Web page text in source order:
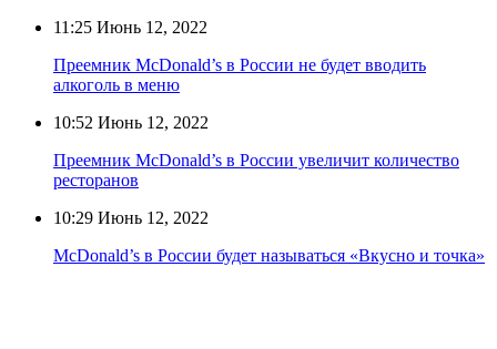
11:25 Июнь 12, 2022
Преемник McDonald’s в России не будет вводить
алкоголь в меню
10:52 Июнь 12, 2022
Преемник McDonald’s в России увеличит количество
ресторанов
10:29 Июнь 12, 2022
McDonald’s в России будет называться «Вкусно и точка»